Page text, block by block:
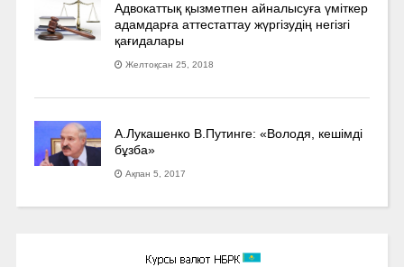
Адвокаттық қызметпен айналысуға үмiткер
адамдарға аттестаттау жүргізудің негізгі
қағидалары
Желтоқсан 25, 2018
А.Лукашенко В.Путинге: «Володя, кешімді
бұзба»
Ақпан 5, 2017